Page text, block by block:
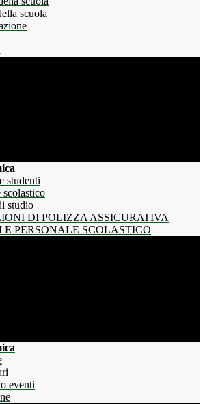
scuola
studenti
scolastico
studio
DI POLIZZA ASSICURATIVA
PERSONALE SCOLASTICO
eventi